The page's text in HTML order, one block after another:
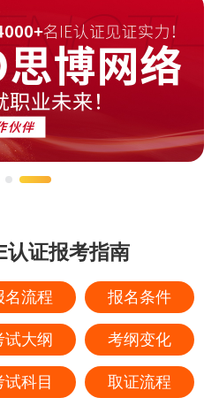
认证报考指南
名流程 报名条件
试大纲 考纲变化
试科目 取证流程